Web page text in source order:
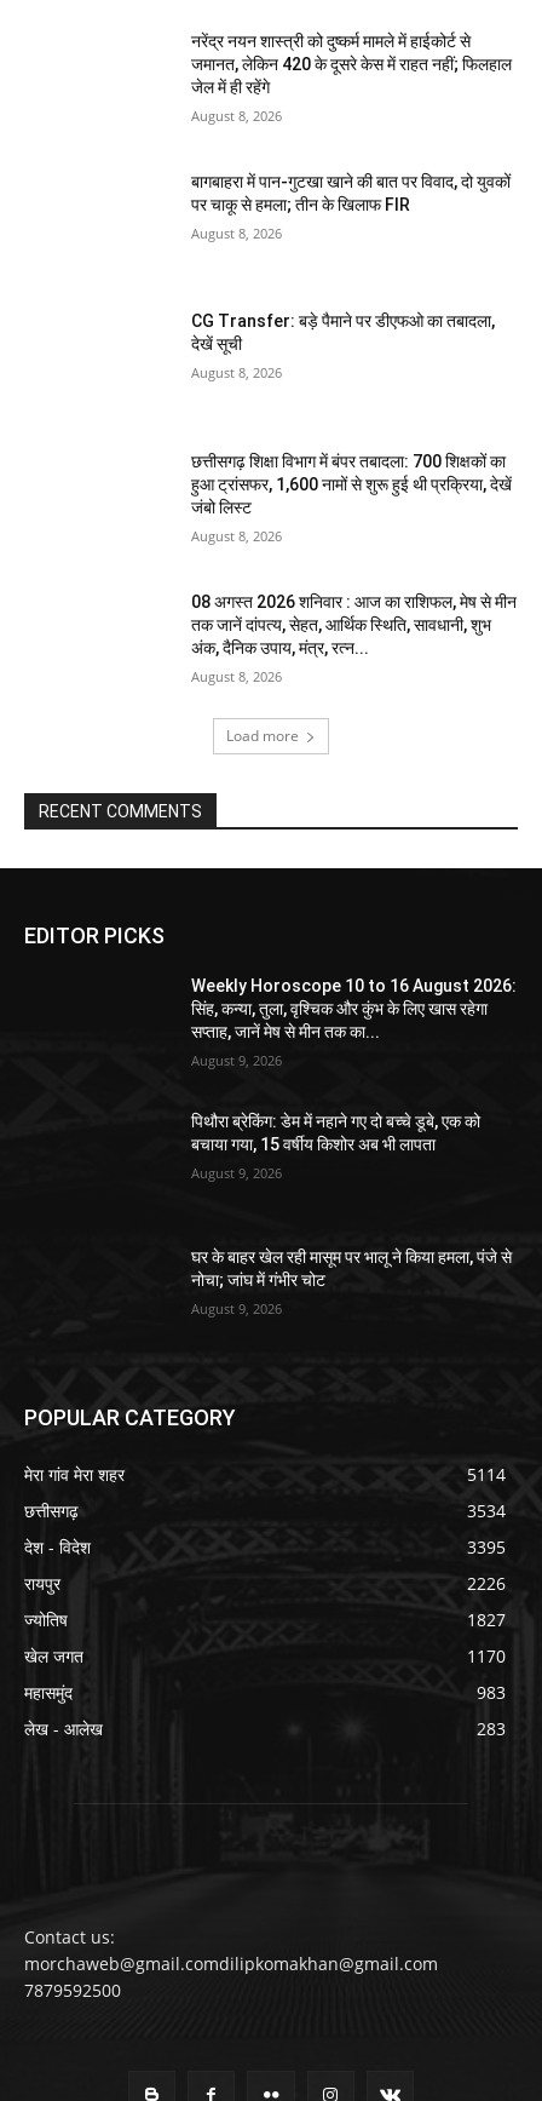
नरेंद्र नयन शास्त्री को दुष्कर्म मामले में हाईकोर्ट से
जमानत, लेकिन 420 के दूसरे केस में राहत नहीं; फिलहाल
जेल में ही रहेंगे
August 8, 2026
बागबाहरा में पान-गुटखा खाने की बात पर विवाद, दो युवकों
पर चाकू से हमला; तीन के खिलाफ FIR
August 8, 2026
CG Transfer: बड़े पैमाने पर डीएफओ का तबादला,
देखें सूची
August 8, 2026
छत्तीसगढ़ शिक्षा विभाग में बंपर तबादला: 700 शिक्षकों का
हुआ ट्रांसफर, 1,600 नामों से शुरू हुई थी प्रक्रिया, देखें
जंबो लिस्ट
August 8, 2026
08 अगस्त 2026 शनिवार : आज का राशिफल, मेष से मीन
तक जानें दांपत्य, सेहत, आर्थिक स्थिति, सावधानी, शुभ
अंक, दैनिक उपाय, मंत्र, रत्न...
August 8, 2026
Load more
RECENT COMMENTS
EDITOR PICKS
Weekly Horoscope 10 to 16 August 2026:
सिंह, कन्या, तुला, वृश्चिक और कुंभ के लिए खास रहेगा
सप्ताह, जानें मेष से मीन तक का...
August 9, 2026
पिथौरा ब्रेकिंग: डेम में नहाने गए दो बच्चे डूबे, एक को
बचाया गया, 15 वर्षीय किशोर अब भी लापता
August 9, 2026
घर के बाहर खेल रही मासूम पर भालू ने किया हमला, पंजे से
नोचा; जांघ में गंभीर चोट
August 9, 2026
POPULAR CATEGORY
मेरा गांव मेरा शहर
5114
छत्तीसगढ़
3534
देश - विदेश
3395
रायपुर
2226
ज्योतिष
1827
खेल जगत
1170
महासमुंद
983
लेख - आलेख
283
Contact us:
morchaweb@gmail.comdilipkomakhan@gmail.com
7879592500